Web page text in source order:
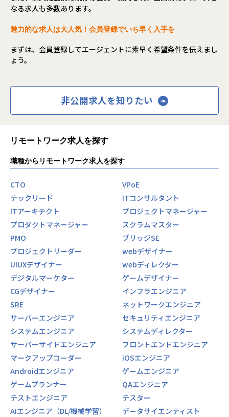
なる求人も多数あります。
魅力的な求人は大人気！会員登録でいち早く入手を
まずは、会員登録してエージェントに素早く希望条件を伝えまし
ょう。
非公開求人を知りたい
リモートワーク求人を探す
職種からリモートワーク求人を探す
CTO
VPoE
テックリード
ITコンサルタント
ITアーキテクト
プロジェクトマネージャー
プロダクトマネージャー
スクラムマスター
PMO
ブリッジSE
プロジェクトリーダー
webデザイナー
UIUXデザイナー
webディレクター
デジタルマーケター
ゲームデザイナー
CGデザイナー
インフラエンジニア
SRE
ネットワークエンジニア
サーバーエンジニア
セキュリティエンジニア
システムエンジニア
システムディレクター
サーバーサイドエンジニア
フロントエンドエンジニア
マークアップコーダー
iOSエンジニア
Androidエンジニア
ゲームエンジニア
ゲームプランナー
QAエンジニア
テストエンジニア
テスター
AIエンジニア（DL/機械学習）
データサイエンティスト